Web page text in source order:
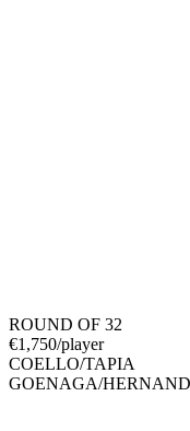
ROUND OF 32
€1,750/player
COELLO/TAPIA
GOENAGA/